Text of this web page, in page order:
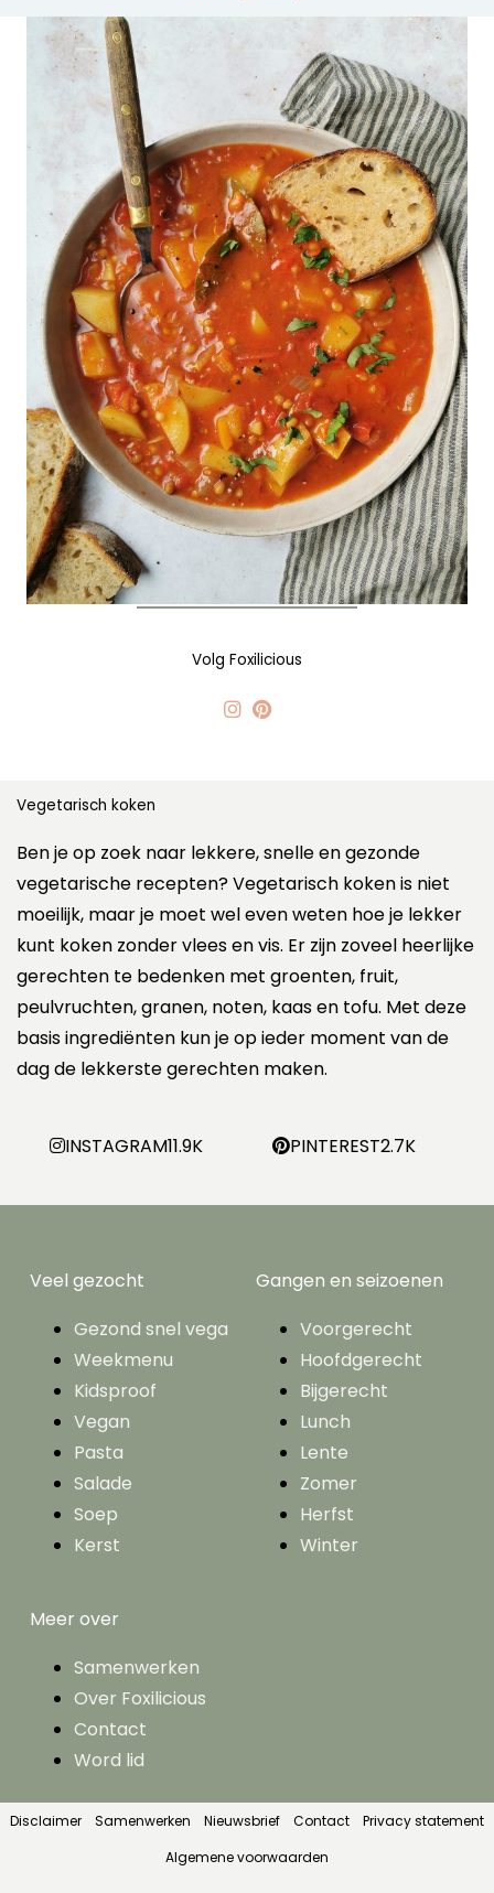
Volg Foxilicious
Vegetarisch koken
Ben je op zoek naar lekkere, snelle en gezonde
vegetarische recepten? Vegetarisch koken is niet
moeilijk, maar je moet wel even weten hoe je lekker
kunt koken zonder vlees en vis. Er zijn zoveel heerlijke
gerechten te bedenken met groenten, fruit,
peulvruchten, granen, noten, kaas en tofu. Met deze
basis ingrediënten kun je op ieder moment van de
dag de lekkerste gerechten maken.
INSTAGRAM11.9K PINTEREST2.7K
Veel gezocht
Gezond snel vega
Weekmenu
Kidsproof
Vegan
Pasta
Salade
Soep
Kerst
Gangen en seizoenen
Voorgerecht
Hoofdgerecht
Bijgerecht
Lunch
Lente
Zomer
Herfst
Winter
Meer over
Samenwerken
Over Foxilicious
Contact
Word lid
Disclaimer Samenwerken Nieuwsbrief Contact
Privacy statement
Algemene voorwaarden